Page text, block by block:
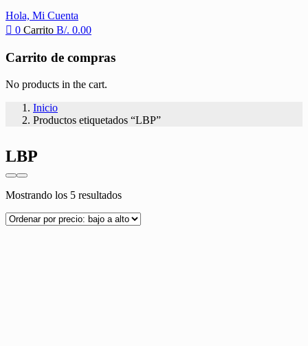
Hola, Mi Cuenta
0 Carrito B/. 0.00
Carrito de compras
No products in the cart.
Inicio
Productos etiquetados “LBP”
LBP
Mostrando los 5 resultadosOrdenado
precio: